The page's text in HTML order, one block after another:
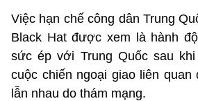
Việc hạn chế công dân Trung
Black Hat được xem là hành
sức ép với Trung Quốc sau
cuộc chiến ngoại giao liên quan
lẫn nhau do thám mạng.